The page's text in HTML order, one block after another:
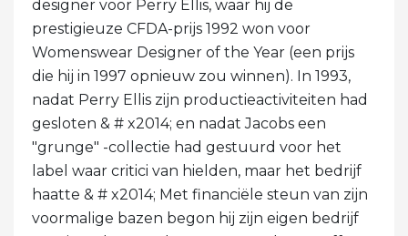
designer voor Perry Ellis, waar hij de
prestigieuze CFDA-prijs 1992 won voor
Womenswear Designer of the Year (een prijs
die hij in 1997 opnieuw zou winnen). In 1993,
nadat Perry Ellis zijn productieactiviteiten had
gesloten & # x2014; en nadat Jacobs een
"grunge" -collectie had gestuurd voor het
label waar critici van hielden, maar het bedrijf
haatte & # x2014; Met financiële steun van zijn
voormalige bazen begon hij zijn eigen bedrijf